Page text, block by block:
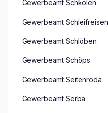
Gewerbeamt Schkölen
Gewerbeamt Schleifreisen
Gewerbeamt Schlöben
Gewerbeamt Schöps
Gewerbeamt Seitenroda
Gewerbeamt Serba